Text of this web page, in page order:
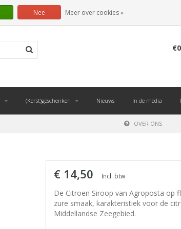
NL
(Kerst)geschenken Nieuws In de media
OVER ONS
€ 14,50 Incl. btw
De Citroen Siroop van Agroposta op
zure smaak, karakteristiek voor de
Middellandse Zeegebied.
Nee Meer over cookies »